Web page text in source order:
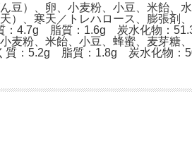
豆）、卵、小麦粉、小豆、米飴
）、寒天／トレハロース、膨張剤
：4.7g 脂質：1.6g 炭水化物：
麦粉、米飴、小豆、蜂蜜、麦芽糖
質：5.2g 脂質：1.8g 炭水化物：